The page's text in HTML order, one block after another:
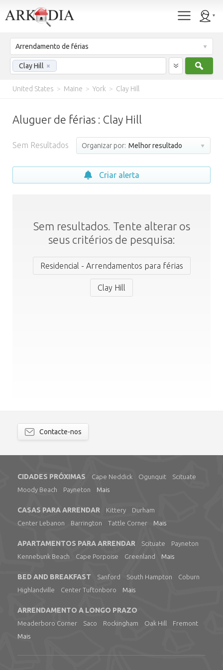
Arrendamento de férias
Clay Hill ×
United States > Maine > York > Clay Hill
Aluguer de férias : Clay Hill
Sem Resultados Organizar por: Melhor resultado
Criar alerta
Sem resultados. Tente alterar os
seus critérios de pesquisa:
Residencial - Arrendamentos para férias
Clay Hill
Contacte-nos
CIDADES PRÓXIMAS Cape Neddick Ogunquit
Scituate
Moody Beach
Payneton Mais
CASAS PARA ARRENDAR Kittery
Durham
Center Lebanon
Barrington Tattle Corner Mais
APARTAMENTOS PARA ARRENDAR Scituate
Payneton
Kennebunk Beach
Cape Porpoise Greenland Mais
BED AND BREAKFAST Sanford South Hampton
Coburn
Highlandville
Center Tuftonboro Mais
ARRENDAMENTO A LONGO PRAZO
Meaderboro Corner Saco Rockingham Oak Hill
Fremont
Mais